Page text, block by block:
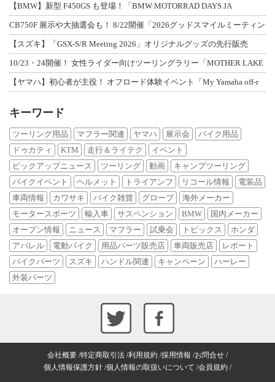
【BMW】新型 F450GS も登場！「BMW MOTORRAD DAYS JA
CB750F 展示や大抽選会も！ 8/22開催「2026グッドスマイルミーティン
【スズキ】「GSX-S/R Meeting 2026」オリジナルグッズの先行販売
10/23・24開催！ 女性ライダー向けツーリングラリー「MOTHER LAKE
【ヤマハ】初心者が主役！ オフロード体験イベント「My Yamaha off-r
キーワード
ツーリング用品 マフラー関連 ヤマハ 展示会
バイク用品
ドゥカティ
KTM 走行＆ライテク
イベント
ピックアップニュース
ツーリング 動画
キャンプツーリング
バイクイベント
ヘルメット トライアンフ リコール情報
電装品
車両情報
カワサキ バイク雑貨 グローブ
海外メーカー
モータースポーツ
輸入車 サスペンション BMW
国内メーカー
オープン情報
ニュース マフラー 試乗会 トピックス
ホンダ
アパレル
電動バイク 用品パーツ販売店 車両販売店
レポート
バイクパーツ
スズキ ハンドル関連 キャンペーン
ハーレー
外装パーツ
会社概要 特定商取引法 利用規約 採用情報 お問合せ
個人情報保護方針 個人情報の取扱いについて 会員規約